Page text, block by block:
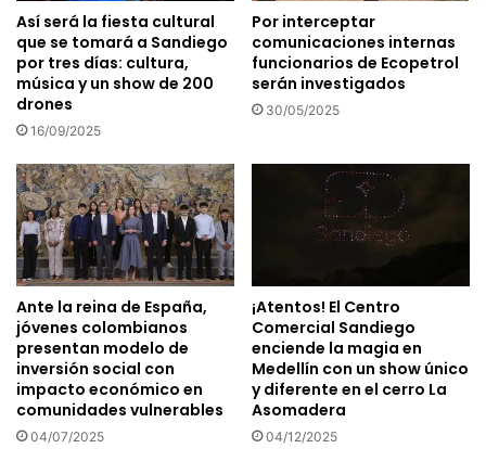
Así será la fiesta cultural
que se tomará a Sandiego
por tres días: cultura,
música y un show de 200
drones
16/09/2025
Por interceptar
comunicaciones internas
funcionarios de Ecopetrol
serán investigados
30/05/2025
Ante la reina de España,
jóvenes colombianos
presentan modelo de
inversión social con
impacto económico en
comunidades vulnerables
04/07/2025
¡Atentos! El Centro
Comercial Sandiego
enciende la magia en
Medellín con un show único
y diferente en el cerro La
Asomadera
04/12/2025